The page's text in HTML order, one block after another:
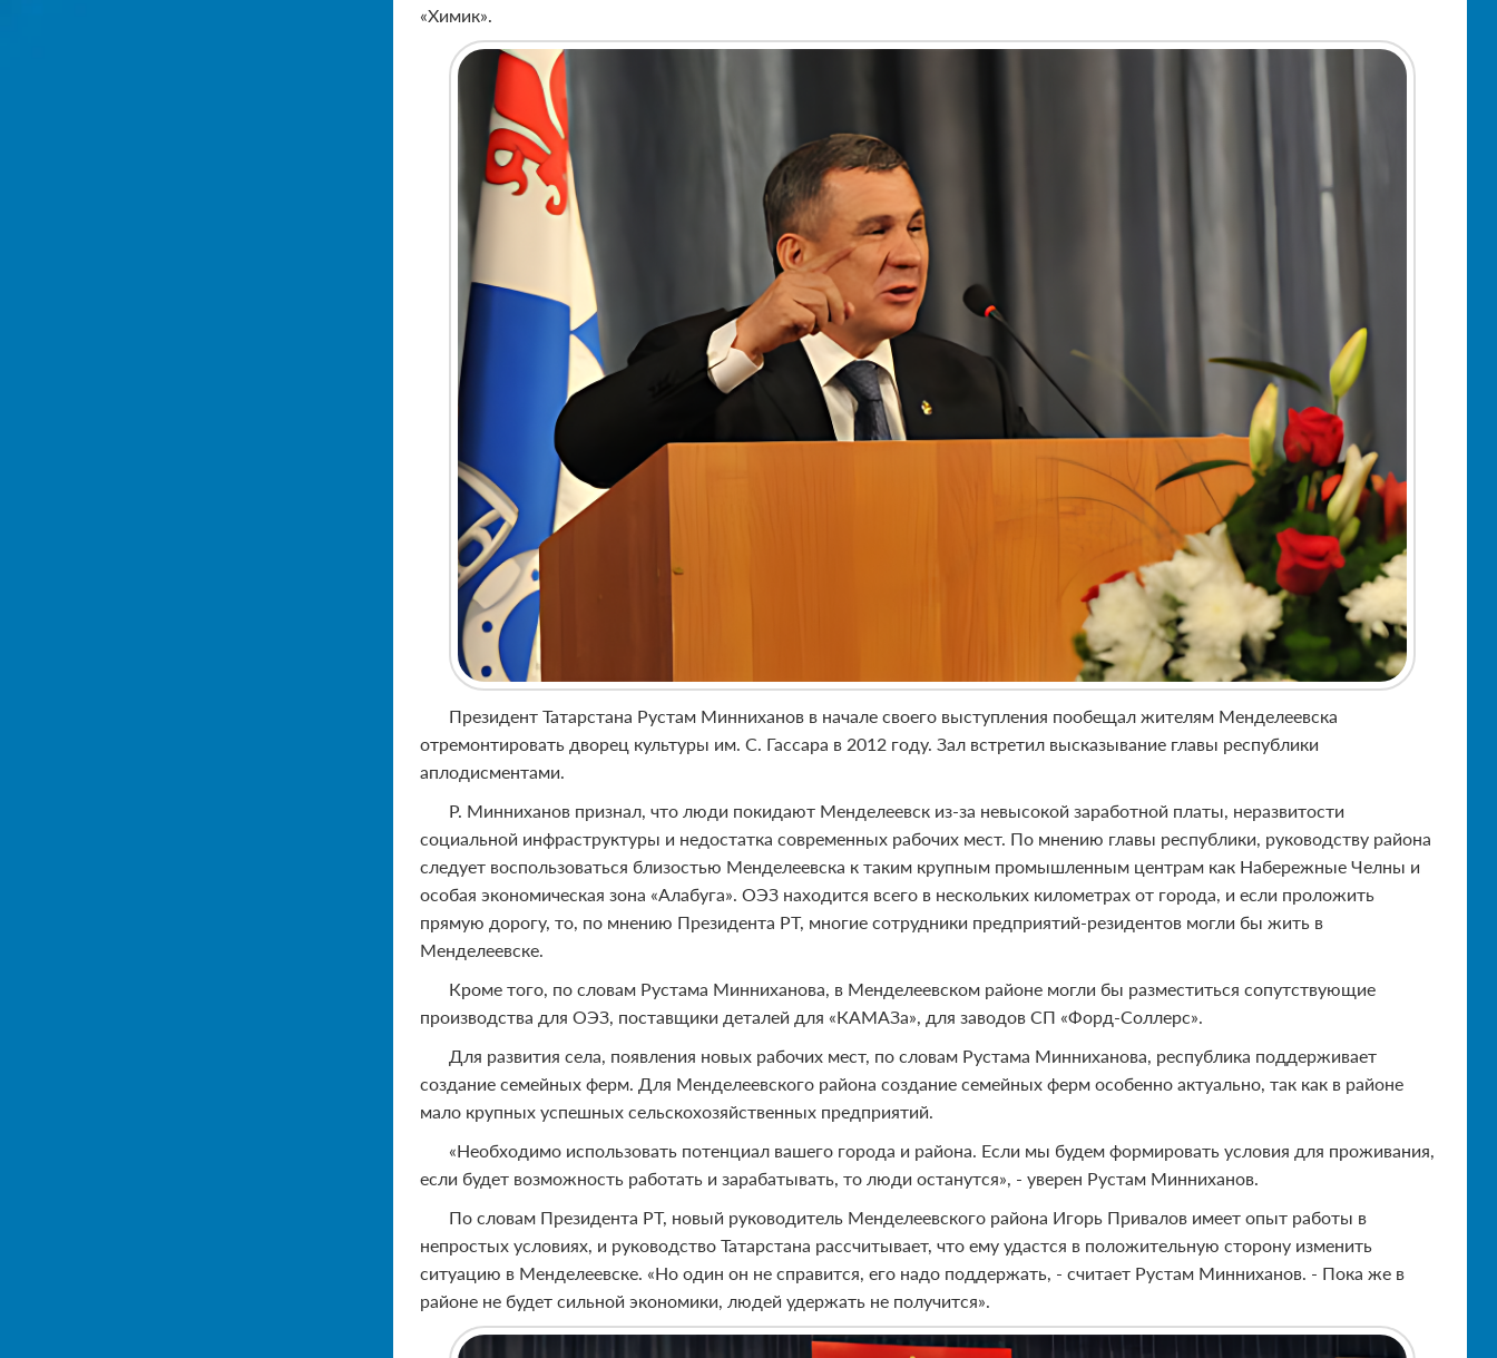
«Химик».
Президент Татарстана Рустам Минниханов в начале своего выступления пообещал жителям Менделеевска
отремонтировать дворец культуры им. С. Гассара в 2012 году. Зал встретил высказывание главы республики
аплодисментами.
Р. Минниханов признал, что люди покидают Менделеевск из-за невысокой заработной платы, неразвитости
социальной инфраструктуры и недостатка современных рабочих мест. По мнению главы республики, руководству района
следует воспользоваться близостью Менделеевска к таким крупным промышленным центрам как Набережные Челны и
особая экономическая зона «Алабуга». ОЭЗ находится всего в нескольких километрах от города, и если проложить
прямую дорогу, то, по мнению Президента РТ, многие сотрудники предприятий-резидентов могли бы жить в
Менделеевске.
Кроме того, по словам Рустама Минниханова, в Менделеевском районе могли бы разместиться сопутствующие
производства для ОЭЗ, поставщики деталей для «КАМАЗа», для заводов СП «Форд-Соллерс».
Для развития села, появления новых рабочих мест, по словам Рустама Минниханова, республика поддерживает
создание семейных ферм. Для Менделеевского района создание семейных ферм особенно актуально, так как в районе
мало крупных успешных сельскохозяйственных предприятий.
«Необходимо использовать потенциал вашего города и района. Если мы будем формировать условия для проживания,
если будет возможность работать и зарабатывать, то люди останутся», - уверен Рустам Минниханов.
По словам Президента РТ, новый руководитель Менделеевского района Игорь Привалов имеет опыт работы в
непростых условиях, и руководство Татарстана рассчитывает, что ему удастся в положительную сторону изменить
ситуацию в Менделеевске. «Но один он не справится, его надо поддержать, - считает Рустам Минниханов. - Пока же в
районе не будет сильной экономики, людей удержать не получится».